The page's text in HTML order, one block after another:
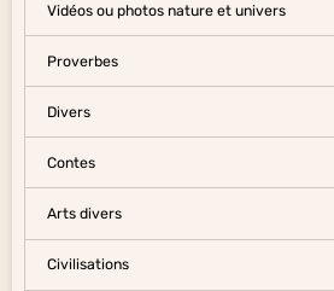
Vidéos ou photos nature et univers
Proverbes
Divers
Contes
Arts divers
Civilisations